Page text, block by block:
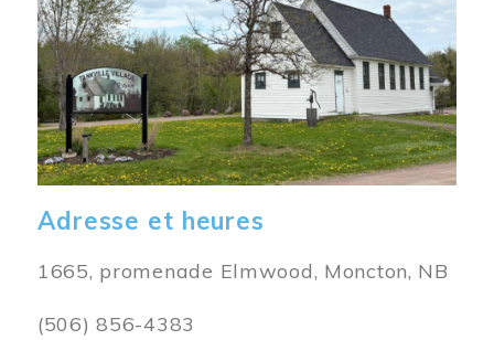
Adresse et heures
1665, promenade Elmwood, Moncton, NB
(506) 856-4383